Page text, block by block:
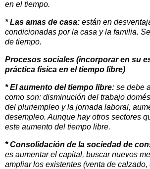
en el tiempo.
* Las amas de casa: están en
condicionadas por la casa y la familia.
de tiempo.
Procesos sociales (incorporar en su
práctica física en el tiempo libre)
* El aumento del tiempo libre: se debe
como son: disminución del trabajo
del pluriempleo y la jornada laboral,
desempleo. Aunque hay otros sectores
este aumento del tiempo libre.
* Consolidación de la sociedad de
es aumentar el capital, buscar nuevos
ampliar los existentes (venta de